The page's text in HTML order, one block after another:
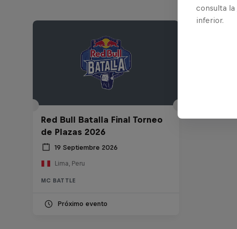
Red Bull Batalla Final Torneo
de Plazas 2026
19 Septiembre 2026
Lima, Peru
MC BATTLE
Próximo evento
consulta la
inferior.